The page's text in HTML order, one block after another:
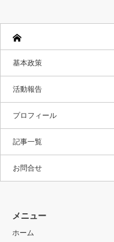
基本政策
活動報告
プロフィール
記事一覧
お問合せ
メニュー
ホーム